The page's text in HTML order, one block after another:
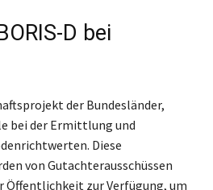
D bei
der Bundesländer,
bei der Ermittlung und
Diese
von Gutachterausschüssen
Öffentlichkeit zur Verfügung, um